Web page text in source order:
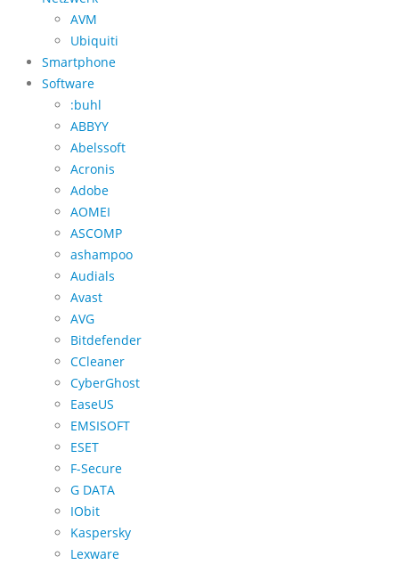
AVM
Ubiquiti
Smartphone
Software
:buhl
ABBYY
Abelssoft
Acronis
Adobe
AOMEI
ASCOMP
ashampoo
Audials
Avast
AVG
Bitdefender
CCleaner
CyberGhost
EaseUS
EMSISOFT
ESET
F-Secure
G DATA
IObit
Kaspersky
Lexware